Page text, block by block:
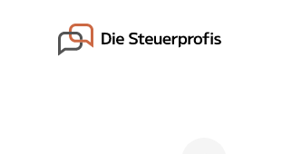
Go to landing page.